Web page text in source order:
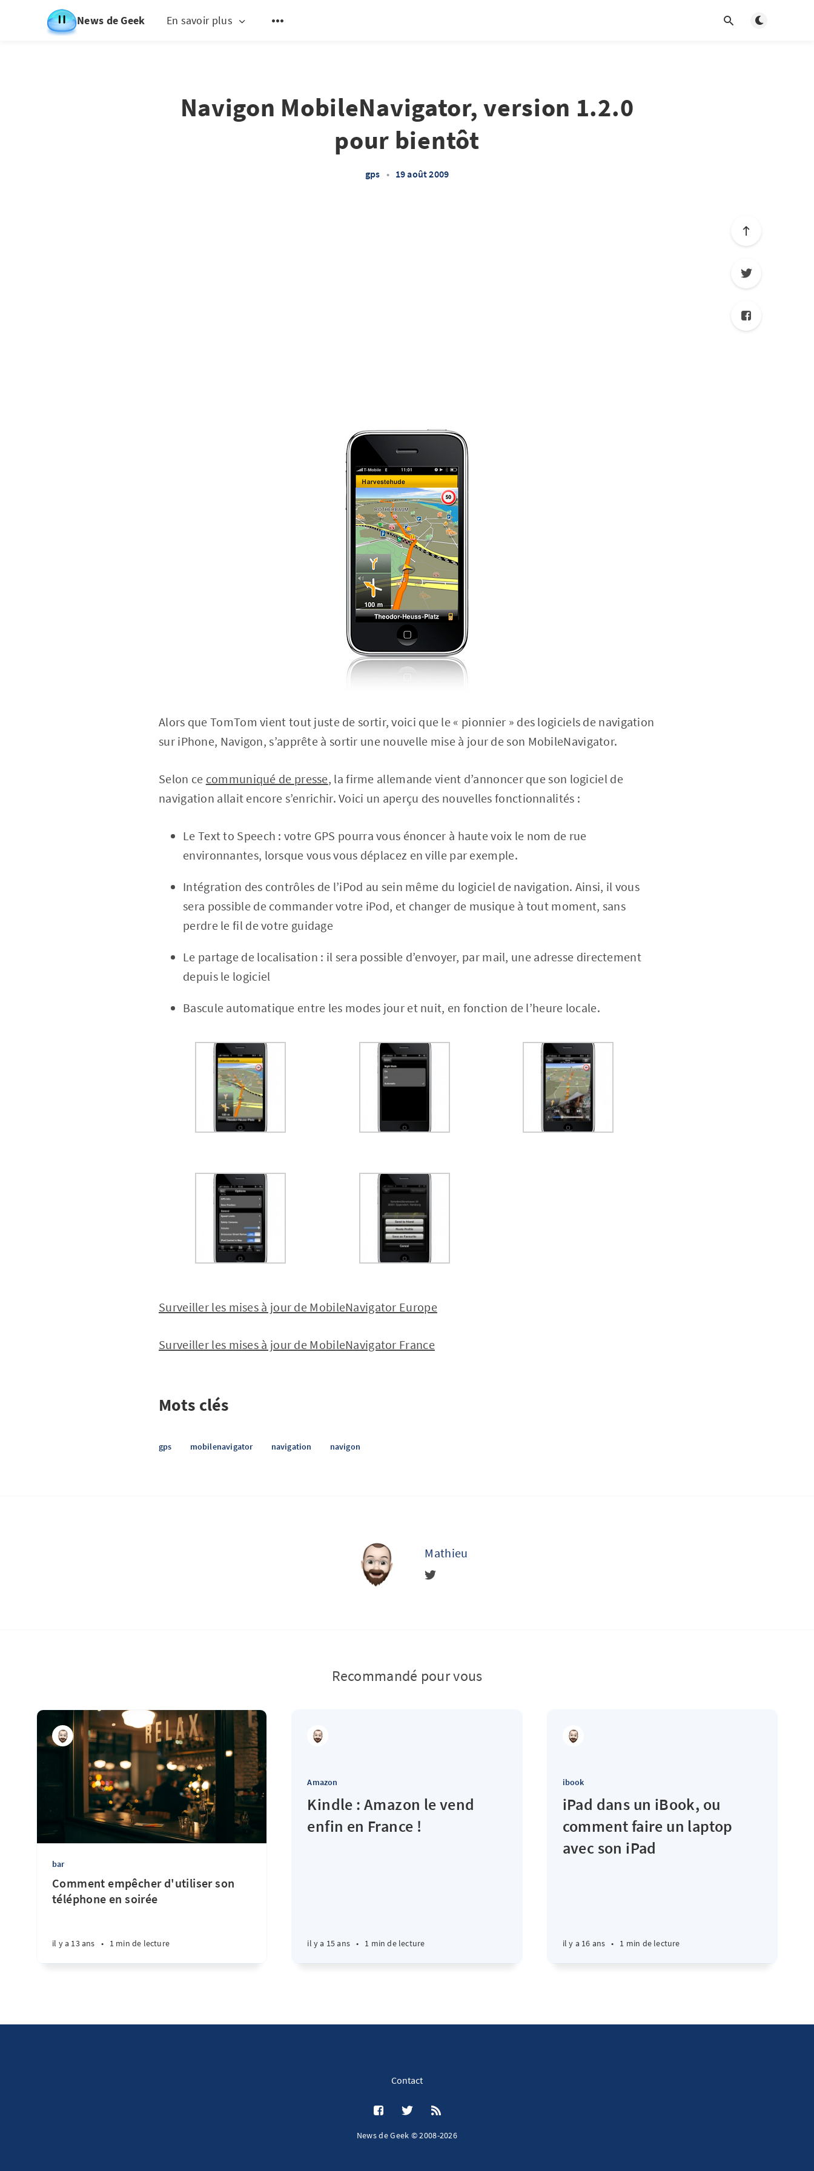
News de Geek En savoir plus Basculer en
Navigon MobileNavigator, version 1.2.0
pour bientôt
gps • 19 août 2009
Alors que TomTom vient tout juste de sortir, voici que le « pionnier » des logiciels de navigation
sur iPhone, Navigon, s’apprête à sortir une nouvelle mise à jour de son MobileNavigator.
Selon ce communiqué de presse, la firme allemande vient d’annoncer que son logiciel de
navigation allait encore s’enrichir. Voici un aperçu des nouvelles fonctionnalités :
Le Text to Speech : votre GPS pourra vous énoncer à haute voix le nom de rue
environnantes, lorsque vous vous déplacez en ville par exemple.
Intégration des contrôles de l’iPod au sein même du logiciel de navigation. Ainsi, il vous
sera possible de commander votre iPod, et changer de musique à tout moment, sans
perdre le fil de votre guidage
Le partage de localisation : il sera possible d’envoyer, par mail, une adresse directement
depuis le logiciel
Bascule automatique entre les modes jour et nuit, en fonction de l’heure locale.
Surveiller les mises à jour de MobileNavigator Europe
Surveiller les mises à jour de MobileNavigator France
Mots clés
gps mobilenavigator navigation navigon
Mathieu
Recommandé pour vous
bar
Comment empêcher d'utiliser son
téléphone en soirée
il y a 13 ans • 1 min de lecture
Amazon
Kindle : Amazon le vend
enfin en France !
il y a 15 ans • 1 min de lecture
ibook
iPad dans un iBook, ou
comment faire un laptop
avec son iPad
il y a 16 ans • 1 min de lecture
Contact
News de Geek © 2008-2026